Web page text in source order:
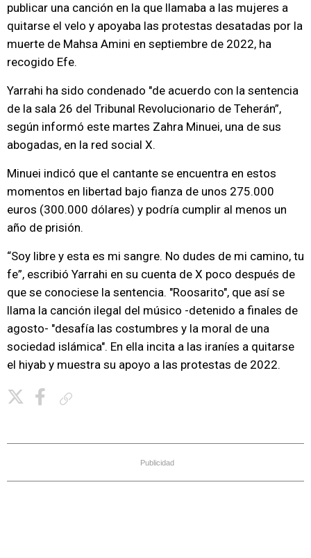
publicar una canción en la que llamaba a las mujeres a
quitarse el velo y apoyaba las protestas desatadas por la
muerte de Mahsa Amini en septiembre de 2022, ha
recogido Efe.
Yarrahi ha sido condenado "de acuerdo con la sentencia
de la sala 26 del Tribunal Revolucionario de Teherán”,
según informó este martes Zahra Minuei, una de sus
abogadas, en la red social X.
Minuei indicó que el cantante se encuentra en estos
momentos en libertad bajo fianza de unos 275.000
euros (300.000 dólares) y podría cumplir al menos un
año de prisión.
“Soy libre y esta es mi sangre. No dudes de mi camino, tu
fe”, escribió Yarrahi en su cuenta de X poco después de
que se conociese la sentencia. "Roosarito", que así se
llama la canción ilegal del músico -detenido a finales de
agosto- "desafía las costumbres y la moral de una
sociedad islámica". En ella incita a las iraníes a quitarse
el hiyab y muestra su apoyo a las protestas de 2022.
Publicidad